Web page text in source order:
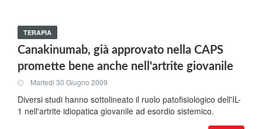
TERAPIA
Canakinumab, già approvato nella CAPS
promette bene anche nell'artrite giovanile
Martedi 30 Giugno 2009
Diversi studi hanno sottolineato il ruolo patofisiologico dell'IL-
1 nell'artrite idiopatica giovanile ad esordio sistemico.